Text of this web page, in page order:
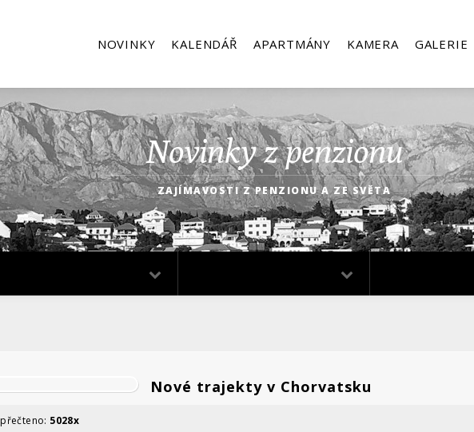
NOVINKY KALENDÁŘ APARTMÁNY KAMERA GALERIE
Novinky z penzionu
ZAJÍMAVOSTI Z PENZIONU A ZE SVĚTA
Nové trajekty v Chorvatsku
přečteno: 5028x